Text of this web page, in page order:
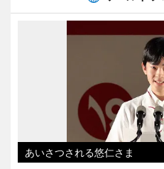
あいさつされる悠仁さま